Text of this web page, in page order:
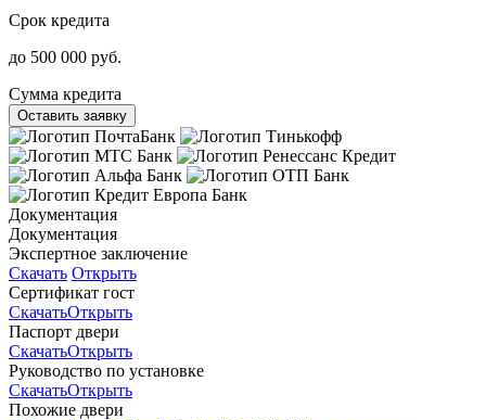
Срок кредита
до 500 000 руб.
Сумма кредита
Оставить заявку
Документация
Документация
Экспертное заключение
Скачать Открыть
Сертификат гост
СкачатьОткрыть
Паспорт двери
СкачатьОткрыть
Руководство по установке
СкачатьОткрыть
Похожие двери